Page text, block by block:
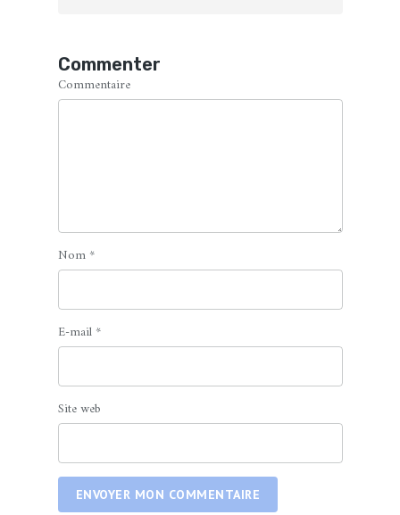
Commenter
Commentaire
Nom *
E-mail *
Site web
ENVOYER MON COMMENTAIRE